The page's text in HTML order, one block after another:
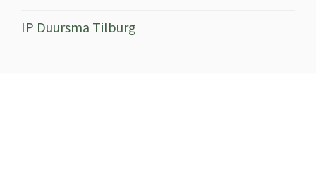
IP Duursma Tilburg